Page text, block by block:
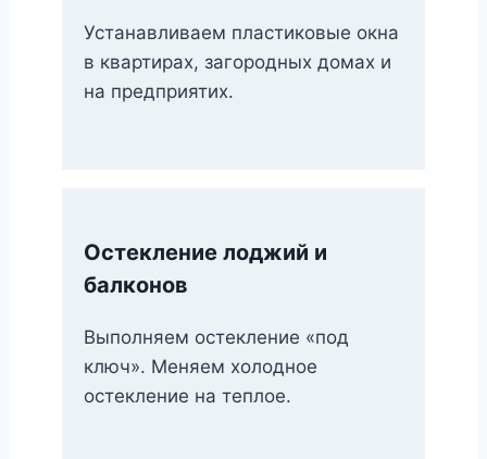
Устанавливаем пластиковые окна
в квартирах, загородных домах и
на предприятих.
Остекление лоджий и
балконов
Выполняем остекление «под
ключ». Меняем холодное
остекление на теплое.